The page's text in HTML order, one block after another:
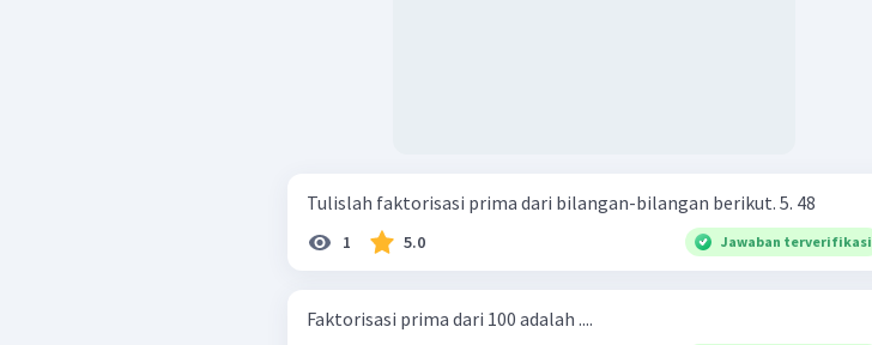
Tulislah faktorisasi prima dari bilangan-bilangan berikut. 5. 48
1 5.0 Jawaban terverifikasi
Faktorisasi prima dari 100 adalah ....